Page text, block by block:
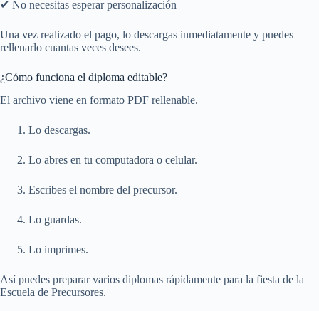
✔ No necesitas esperar personalización
Una vez realizado el pago, lo descargas inmediatamente y puedes
rellenarlo cuantas veces desees.
¿Cómo funciona el diploma editable?
El archivo viene en formato PDF rellenable.
Lo descargas.
Lo abres en tu computadora o celular.
Escribes el nombre del precursor.
Lo guardas.
Lo imprimes.
Así puedes preparar varios diplomas rápidamente para la fiesta de la
Escuela de Precursores.